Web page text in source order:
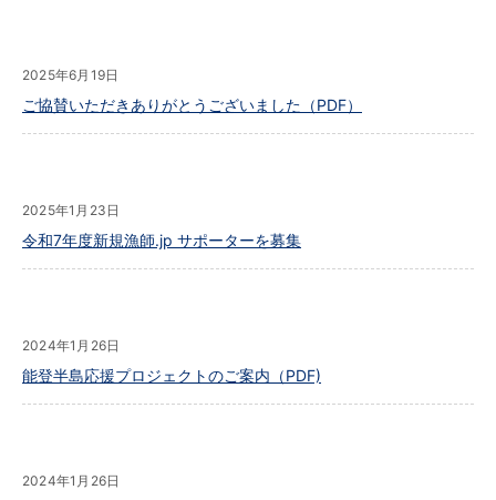
2025年6月19日
ご協賛いただきありがとうございました（PDF）
2025年1月23日
令和7年度新規漁師.jp サポーターを募集
2024年1月26日
能登半島応援プロジェクトのご案内（PDF)
2024年1月26日